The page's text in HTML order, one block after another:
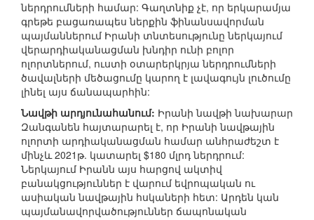
ներդրումների համար: Գաղտնիք չէ, որ երկարամյա
գրեթե բացառապես ներքին ֆինանսավորման
պայմաններում Իրանի տնտեսությունը ներկայում
վերարդիականացման խնդիր ունի բոլոր
ոլորտներում, ուստի օտարերկրյա ներդրումների
ծավալների մեծացումը կարող է լավագույն լուծումը
լինել այս ճանապարհին:
Նավթի արդյունահանում: Իրանի նավթի նախարար
Զանգանեն հայտարարել է, որ Իրանի նավթային
ոլորտի արդիականացման համար անհրաժեշտ է
մինչև 2021թ. կատարել $180 մլրդ ներդրում:
Ներկայում Իրանն այս հարցով ակտիվ
բանակցություններ է վարում եվրոպական ու
ասիական նավթային հսկաների հետ: Արդեն կան
պայմանավորվածություններ ճապոնական